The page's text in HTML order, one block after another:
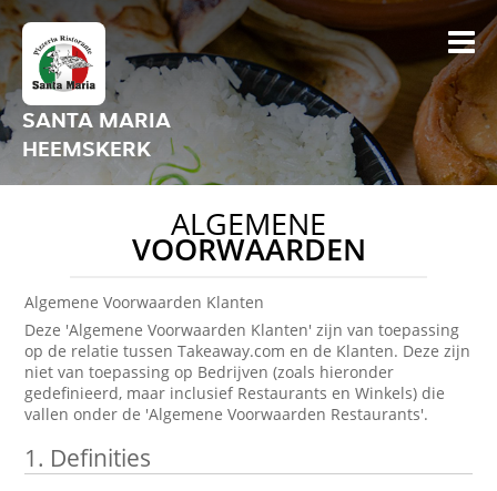
SANTA MARIA
HEEMSKERK
ALGEMENE
VOORWAARDEN
Algemene Voorwaarden Klanten
Deze 'Algemene Voorwaarden Klanten' zijn van toepassing
op de relatie tussen Takeaway.com en de Klanten. Deze zijn
niet van toepassing op Bedrijven (zoals hieronder
gedefinieerd, maar inclusief Restaurants en Winkels) die
vallen onder de 'Algemene Voorwaarden Restaurants'.
1. Definities